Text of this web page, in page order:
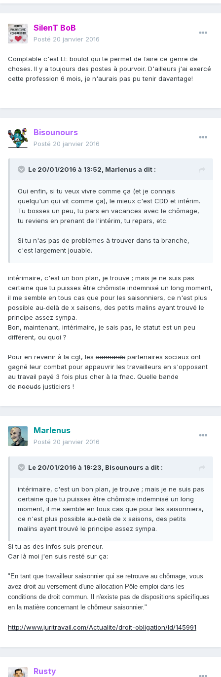
SilenT BoB
Posté 20 janvier 2016
Comptable c'est LE boulot qui te permet de faire ce genre de
choses. Il y a toujours des postes à pourvoir. D'ailleurs j'ai exercé
cette profession 6 mois, je n'aurais pas pu tenir davantage!
Bisounours
Posté 20 janvier 2016
Le 20/01/2016 à 13:52, Marlenus a dit :
Oui enfin, si tu veux vivre comme ça (et je connais
quelqu'un qui vit comme ça), le mieux c'est CDD et intérim.
Tu bosses un peu, tu pars en vacances avec le chômage,
tu reviens en prenant de l'intérim, tu repars, etc.
Si tu n'as pas de problèmes à trouver dans ta branche,
c'est largement jouable.
intérimaire, c'est un bon plan, je trouve ; mais je ne suis pas
certaine que tu puisses être chômiste indemnisé un long moment,
il me semble en tous cas que pour les saisonniers, ce n'est plus
possible au-delà de x saisons, des petits malins ayant trouvé le
principe assez sympa.
Bon, maintenant, intérimaire, je sais pas, le statut est un peu
différent, ou quoi ?
Pour en revenir à la cgt, les connards partenaires sociaux ont
gagné leur combat pour appauvrir les travailleurs en s'opposant
au travail payé 3 fois plus cher à la fnac. Quelle bande
de noeuds justiciers !
Marlenus
Posté 20 janvier 2016
Le 20/01/2016 à 19:23, Bisounours a dit :
intérimaire, c'est un bon plan, je trouve ; mais je ne suis pas
certaine que tu puisses être chômiste indemnisé un long
moment, il me semble en tous cas que pour les saisonniers,
ce n'est plus possible au-delà de x saisons, des petits
malins ayant trouvé le principe assez sympa.
Si tu as des infos suis preneur.
Car là moi j'en suis resté sur ça:
"En tant que travailleur saisonnier qui se retrouve au chômage, vous
avez droit au versement d'une allocation Pôle emploi dans les
conditions de droit commun. Il n'existe pas de dispositions spécifiques
en la matière concernant le chômeur saisonnier."
http://www.juritravail.com/Actualite/droit-obligation/Id/145991
Rusty